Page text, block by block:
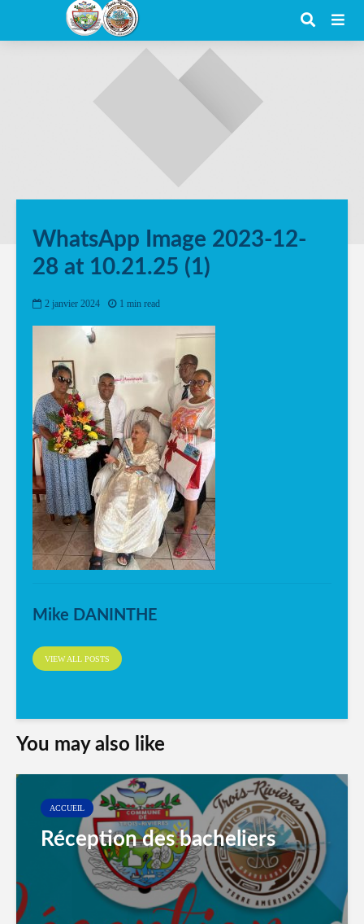
WhatsApp Image 2023-12-
28 at 10.21.25 (1)
2 janvier 2024 1 min read
Mike DANINTHE
VIEW ALL POSTS
You may also like
ACCUEIL
Réception des bacheliers